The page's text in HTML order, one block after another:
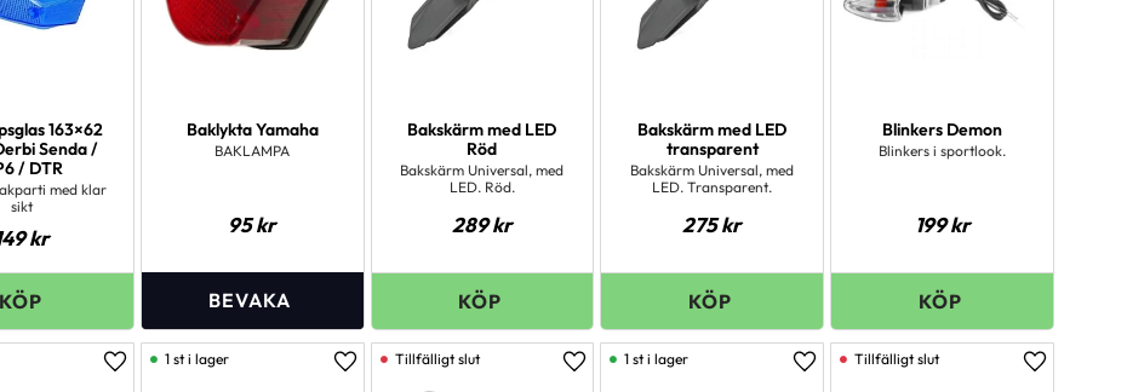
163×62
Senda /
/ DTR
med klar
sikt
kr
Baklykta Yamaha
BAKLAMPA
95kr
Bakskärm med LED
Röd
Bakskärm Universal, med
LED. Röd.
289kr
Bakskärm med LED
transparent
Bakskärm Universal, med
LED. Transparent.
275kr
Blinkers Demon
Blinkers i sportlook.
199kr
Lägg till i favoriter Lägg till i favoriter
1 st i lager
Lägg till i favoriter Lägg till i favoriter
1 st i lager
Lägg till i